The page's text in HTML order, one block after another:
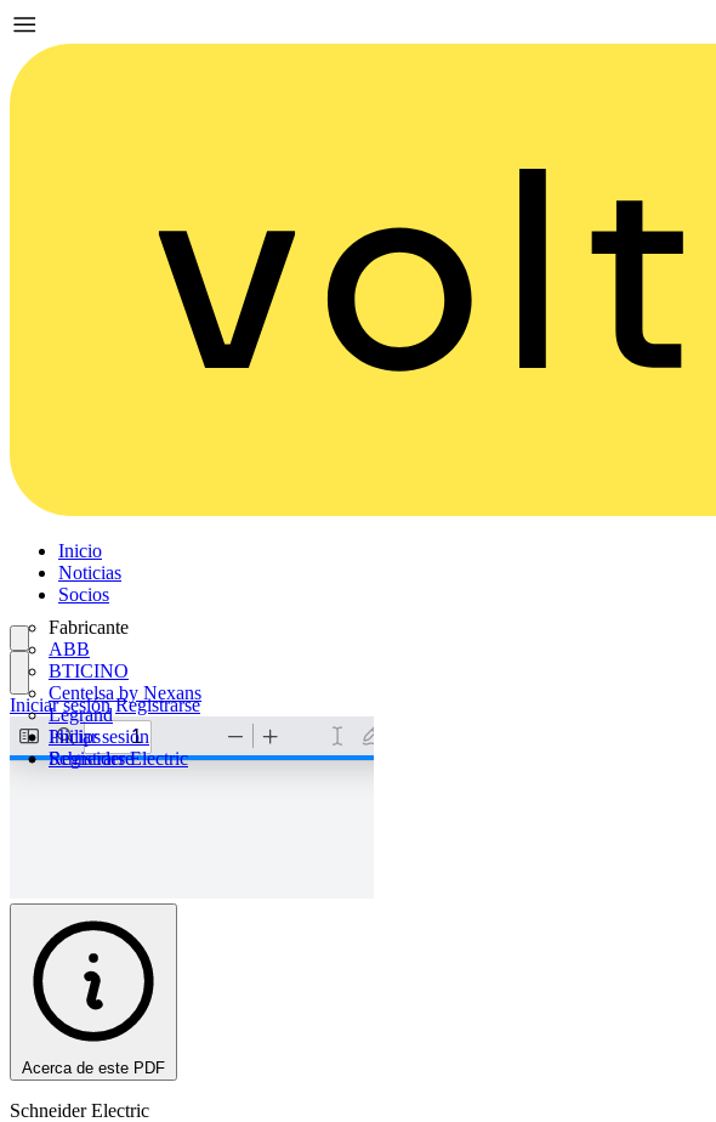
Inicio
Noticias
Socios
Fabricante
ABB
BTICINO
Centelsa by Nexans
Legrand
Philips
Schneider Electric
Iniciar sesión
Registrarse
Iniciar sesión Registrarse
Acerca de este PDF
Schneider Electric